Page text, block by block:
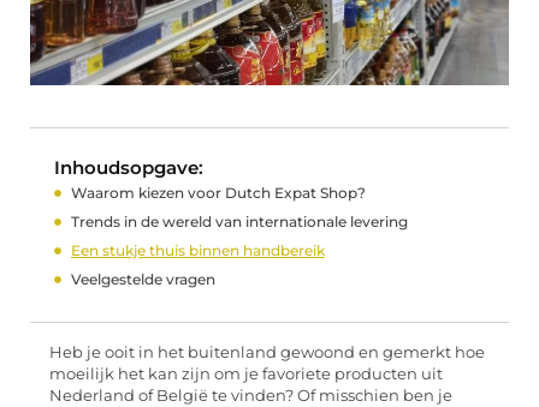
Inhoudsopgave:
Waarom kiezen voor Dutch Expat Shop?
Trends in de wereld van internationale levering
Een stukje thuis binnen handbereik
Veelgestelde vragen
Heb je ooit in het buitenland gewoond en gemerkt hoe
moeilijk het kan zijn om je favoriete producten uit
Nederland of België te vinden? Of misschien ben je